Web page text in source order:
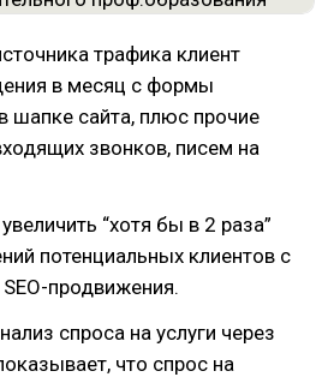
трафика клиент
в месяц с формы
шапке сайта, плюс прочие
звонков, писем на
“хотя бы в 2 раза”
потенциальных клиентов с
продвижения.
спроса на услуги через
что спрос на